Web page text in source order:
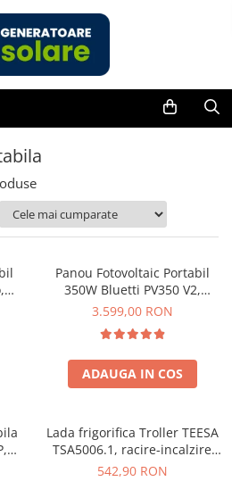
Panou Fotovoltaic Portabil
350W Bluetti PV350 V2,
Monocristalin, MC4, ETFE,
3.599,00 RON
ADAUGA IN COS
Lada frigorifica Troller TEESA
TSA5006.1, racire-incalzire
35L, alimentare bricheta auto
542,90 RON